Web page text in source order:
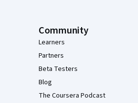
Community
Learners
Partners
Beta Testers
Blog
The Coursera Podcast